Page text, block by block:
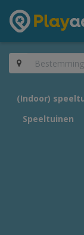
(Indoor)
Speeltuinen